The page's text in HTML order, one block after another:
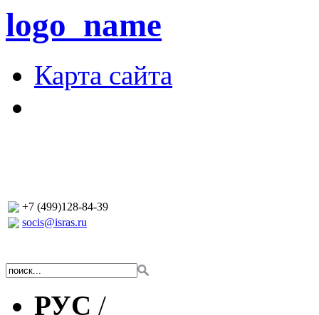
logo_name
Карта сайта
+7 (499)128-84-39
socis@isras.ru
РУС /